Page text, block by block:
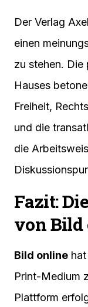
Der Verlag
einen
zu stehen. Die
Hauses
Freiheit,
und die
die
Fazit:
von
Bild online
Print-Medium
Plattform